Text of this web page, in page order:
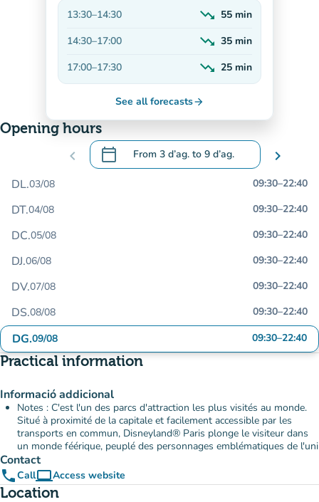
13:30–14:30 trending_down 55 min
14:30–17:00 trending_down 35 min
17:00–17:30 trending_down
Decreasing
25 min
See all forecastsarrow_forward
Opening hours
chevron_left calendar_today From 3 d’ag. to 9 d’ag.
.Open the calendar to change dates
chevron_right
DL.03/08 09:30–22:40
DT.04/08 09:30–22:40
DC.05/08 09:30–22:40
DJ.06/08 09:30–22:40
DV.07/08 09:30–22:40
DS.08/08 09:30–22:40
DG.09/08 09:30–22:40
Practical information
Informació addicional
Notes : C'est l'un des parcs d'attraction les plus visités au monde.
Situé à proximité de la capitale et facilement accessible par les
transports en commun, Disneyland® Paris plonge le visiteur dans
un monde féérique, peuplé des personnages emblématiques de l'uni
Contact
phoneCallcomputerAccess website
(new tab)
Location